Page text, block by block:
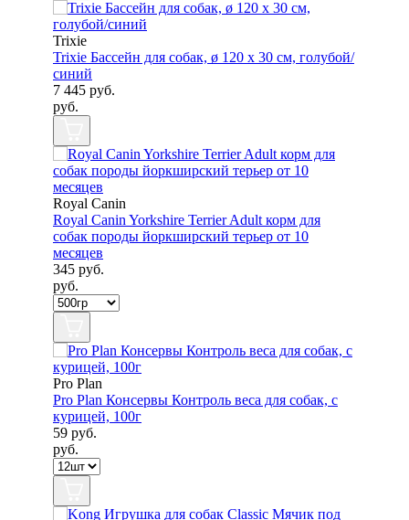
Trixie
Trixie Бассейн для собак, ø 120 х 30 см, голубой/
синий
7 445 руб.
руб.
Royal Canin
Royal Canin Yorkshire Terrier Adult корм для
собак породы йоркширский терьер от 10
месяцев
345 руб.
руб.
Pro Plan
Pro Plan Консервы Контроль веса для собак, с
курицей, 100г
59 руб.
руб.